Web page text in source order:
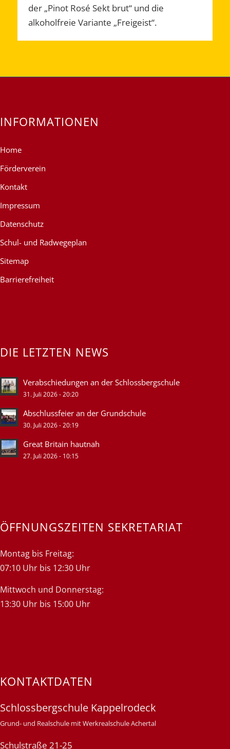
der „Pinot Rosé Sekt brut“ und die
alkoholfreie Variante „Freigeist“.
INFORMATIONEN
Home
Förderverein
Kontakt
Impressum
Datenschutz
Schul- und Radwegeplan
Sitemap
Barrierefreiheit
DIE LETZTEN NEWS
Verabschiedungen an der Schlossbergschule
31. Juli 2026 - 20:20
Abschlussfeier an der Grundschule
30. Juli 2026 - 20:19
Great Britain hautnah
27. Juli 2026 - 10:15
ÖFFNUNGSZEITEN SEKRETARIAT
Montag bis Freitag:
07:10 Uhr bis 12:30 Uhr
Mittwoch und Donnerstag:
13:30 Uhr bis 15:00 Uhr
KONTAKTDATEN
Schlossbergschule Kappelrodeck
Grund- und Realschule mit Werkrealschule Achertal
Schulstraße 21-25